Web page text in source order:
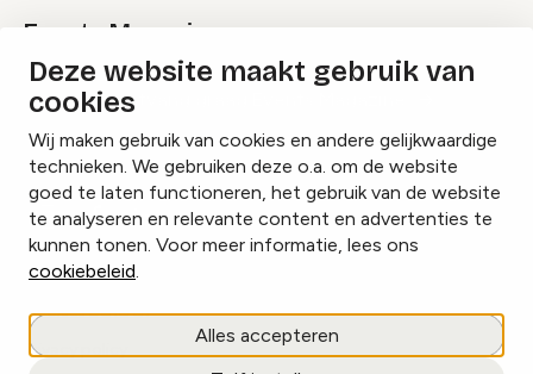
Deze website maakt gebruik van
cookies
Wij maken gebruik van cookies en andere gelijkwaardige
technieken. We gebruiken deze o.a. om de website
goed te laten functioneren, het gebruik van de website
te analyseren en relevante content en advertenties te
kunnen tonen. Voor meer informatie, lees ons
cookiebeleid.
Alles accepteren
Events Magazine
Ik ontvang graag Events Magazine
InstagramFacebookLinkedIn
Cookies beheren
Privacy policy